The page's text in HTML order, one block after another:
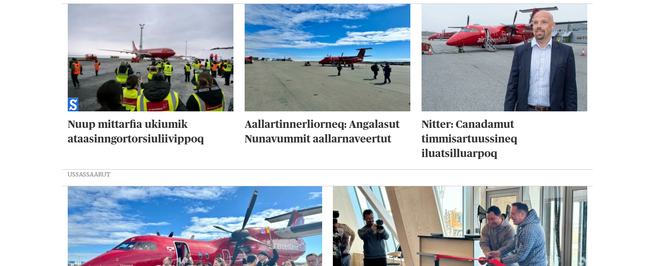
Nuup mittarfia ukiumik
ataasinngortorsiuliivippoq
Aallartinnerliorneq: Angalasut
Nunavummit aallarnaveertut
Nitter: Canadamut
timmisartuussineq
iluatsilluarpoq
USSASSAARUT